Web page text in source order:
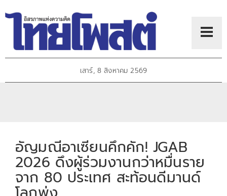
เสาร์, 8 สิงหาคม 2569
อัญมณีอาเซียนคึกคัก! JGAB
2026 ดึงผู้ร่วมงานกว่าหมื่นราย
จาก 80 ประเทศ สะท้อนดีมานด์